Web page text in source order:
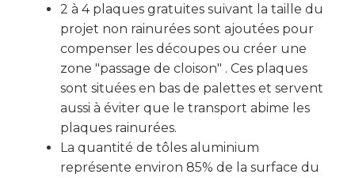
2 à 4 plaques gratuites suivant la taille du
projet non rainurées sont ajoutées pour
compenser les découpes ou créer une
zone "passage de cloison" . Ces plaques
sont situées en bas de palettes et servent
aussi à éviter que le transport abime les
plaques rainurées.
La quantité de tôles aluminium
représente environ 85% de la surface du